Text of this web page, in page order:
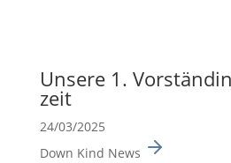
Unsere 1.
zeit
24/03/2025
Down Kind News